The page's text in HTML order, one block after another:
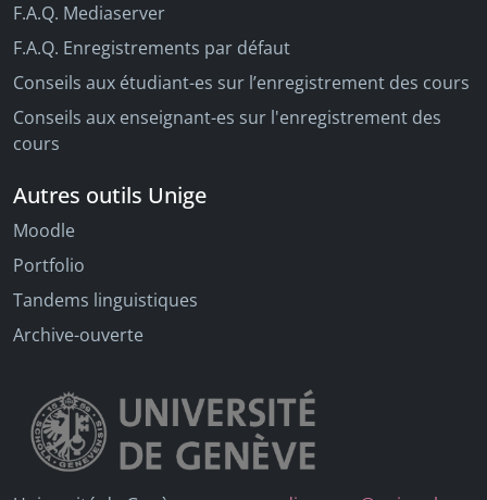
F.A.Q. Mediaserver
F.A.Q. Enregistrements par défaut
Conseils aux étudiant-es sur l’enregistrement des cours
Conseils aux enseignant-es sur l'enregistrement des
cours
Autres outils Unige
Moodle
Portfolio
Tandems linguistiques
Archive-ouverte